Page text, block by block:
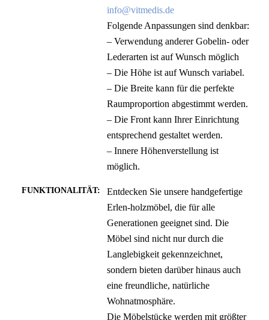
info@vitmedis.de
Folgende Anpassungen sind denkbar:
– Verwendung anderer Gobelin- oder
Lederarten ist auf Wunsch möglich
– Die Höhe ist auf Wunsch variabel.
– Die Breite kann für die perfekte
Raumproportion abgestimmt werden.
– Die Front kann Ihrer Einrichtung
entsprechend gestaltet werden.
– Innere Höhenverstellung ist
möglich.
FUNKTIONALITÄT:
Entdecken Sie unsere handgefertige
Erlen-holzmöbel, die für alle
Generationen geeignet sind. Die
Möbel sind nicht nur durch die
Langlebigkeit gekennzeichnet,
sondern bieten darüber hinaus auch
eine freundliche, natürliche
Wohnatmosphäre.
Die Möbelstücke werden mit größter